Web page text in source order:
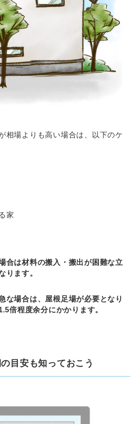
相場よりも高い場合は、以下のケ
家
合は材料の搬入・搬出が困難な立
ります。
な場合は、屋根足場が必要となり
倍程度余分にかかります。
目安も知っておこう